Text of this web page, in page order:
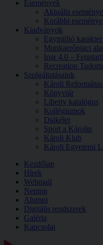
Események
Aktuális
Korábbi
Kiadványok
Egymillió karakter
Munkaerőpiaci
Ipar 4.0 –
Recreation
Szolgáltatásaink
Károli
Könyvtár
Liberty katalógus
Kollégiumok
Diákélet
Sport a Károlin
Károli Klub
Károli Egyetemi
Kezdőlap
Hírek
Webmail
Neptun
Alumni
Digitális rendszerek
Galéria
Kapcsolat